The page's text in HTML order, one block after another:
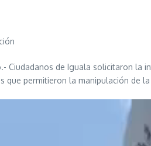
Ciudadanos de Iguala solicitaron la
que permitieron la manipulación de